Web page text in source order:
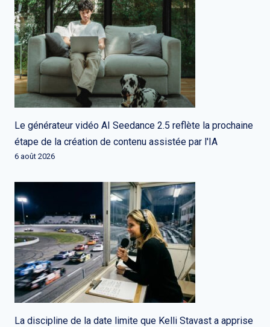
Le générateur vidéo AI Seedance 2.5 reflète la prochaine
étape de la création de contenu assistée par l'IA
6 août 2026
La discipline de la date limite que Kelli Stavast a apprise